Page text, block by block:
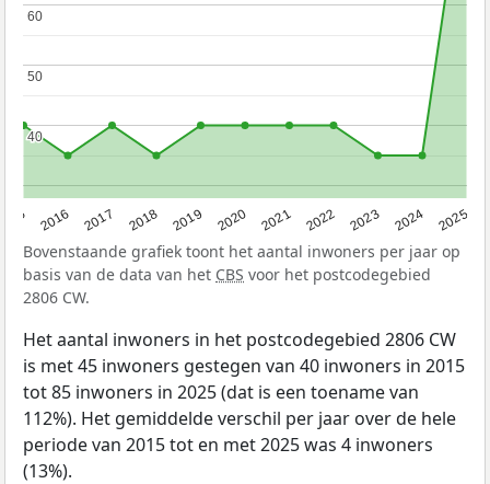
2016 2017 2018 2019 2020 2021 2022 2023 2024 2025
40
40
50
50
60
60
Bovenstaande grafiek toont het aantal inwoners per jaar op
basis van de data van het CBS voor het postcodegebied
2806 CW.
Het aantal inwoners in het postcodegebied 2806 CW
is met 45 inwoners gestegen van 40 inwoners in 2015
tot 85 inwoners in 2025 (dat is een toename van
112%). Het gemiddelde verschil per jaar over de hele
periode van 2015 tot en met 2025 was 4 inwoners
(13%).